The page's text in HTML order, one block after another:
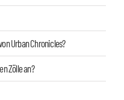
Urban Chronicles?
Zölle an?